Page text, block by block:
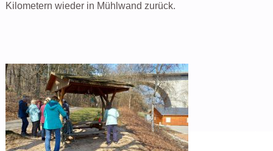
Kilometern wieder in Mühlwand zurück.